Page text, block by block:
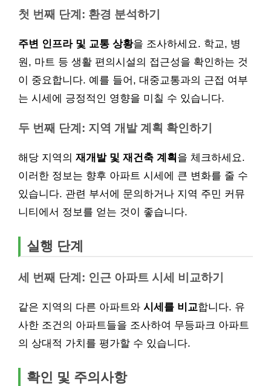
첫 번째 단계: 환경 분석하기
주변 인프라 및 교통 상황을 조사하세요. 학교, 병
원, 마트 등 생활 편의시설의 접근성을 확인하는 것
이 중요합니다. 예를 들어, 대중교통과의 근접 여부
는 시세에 긍정적인 영향을 미칠 수 있습니다.
두 번째 단계: 지역 개발 계획 확인하기
해당 지역의 재개발 및 재건축 계획 을 체크하세요.
이러한 정보는 향후 아파트 시세에 큰 변화를 줄 수
있습니다. 관련 부서에 문의하거나 지역 주민 커뮤
니티에서 정보를 얻는 것이 좋습니다.
실행 단계
세 번째 단계: 인근 아파트 시세 비교하기
같은 지역의 다른 아파트와 시세를 비교합니다. 유
사한 조건의 아파트들을 조사하여 무등파크 아파트
의 상대적 가치를 평가할 수 있습니다.
확인 및 주의사항